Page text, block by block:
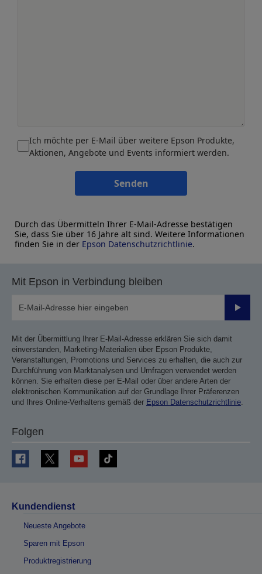
Ich möchte per E-Mail über weitere Epson Produkte,
Aktionen, Angebote und Events informiert werden.
Senden
Durch das Übermitteln Ihrer E-Mail-Adresse bestätigen
Sie, dass Sie über 16 Jahre alt sind. Weitere Informationen
finden Sie in der Epson Datenschutzrichtlinie.
Mit Epson in Verbindung bleiben
Mit der Übermittlung Ihrer E-Mail-Adresse erklären Sie sich damit
einverstanden, Marketing-Materialien über Epson Produkte,
Veranstaltungen, Promotions und Services zu erhalten, die auch zur
Durchführung von Marktanalysen und Umfragen verwendet werden
können. Sie erhalten diese per E-Mail oder über andere Arten der
elektronischen Kommunikation auf der Grundlage Ihrer Präferenzen
und Ihres Online-Verhaltens gemäß der Epson Datenschutzrichtlinie.
Folgen
Kundendienst
Neueste Angebote
Sparen mit Epson
Produktregistrierung